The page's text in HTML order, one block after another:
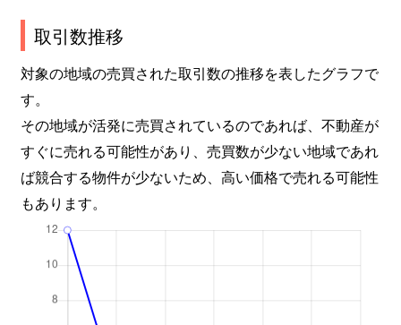
取引数推移
対象の地域の売買された取引数の推移を表したグラフで
す。
その地域が活発に売買されているのであれば、不動産が
すぐに売れる可能性があり、売買数が少ない地域であれ
ば競合する物件が少ないため、高い価格で売れる可能性
もあります。